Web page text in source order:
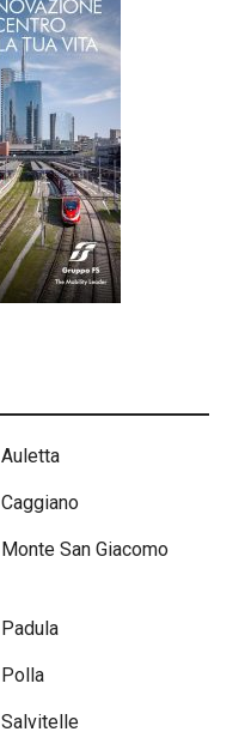
Auletta
Caggiano
Monte San Giacomo
Padula
Polla
Salvitelle